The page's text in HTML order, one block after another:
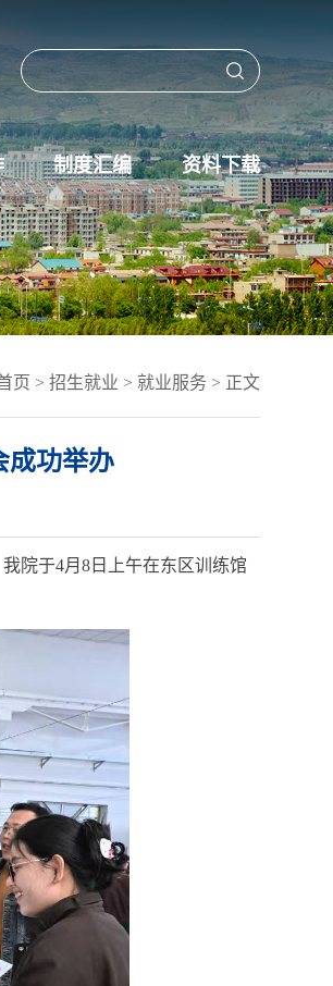
制度汇编 资料下载
页 > 招生就业 > 就业服务 > 正文
成功举办
我院于4月8 日上午在东区训练馆